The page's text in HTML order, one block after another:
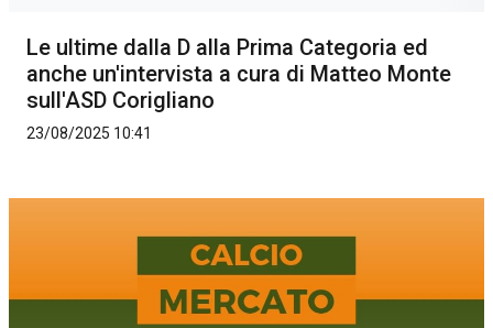
Le ultime dalla D alla Prima Categoria ed
anche un'intervista a cura di Matteo Monte
sull'ASD Corigliano
23/08/2025 10:41